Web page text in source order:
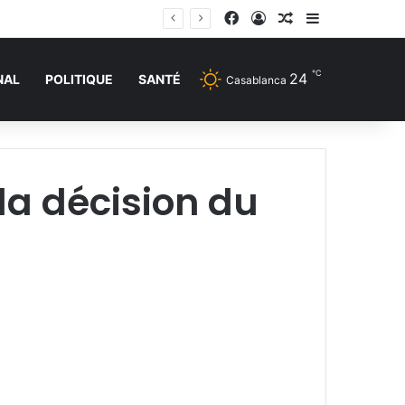
Facebook
Connexion
Article Aléatoire
Sidebar
POLITIQUE SANTÉ Casablanca 24 ℃
décision du